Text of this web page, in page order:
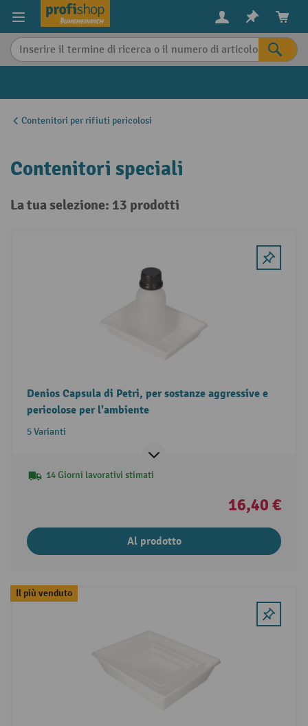
content
Contenitori per rifiuti pericolosi
Contenitori speciali
La tua selezione: 13 prodotti
Denios Capsula di Petri, per sostanze aggressive e
pericolose per l'ambiente
5 Varianti
14 Giorni lavorativi stimati
16,40 €
Al prodotto
Il più venduto